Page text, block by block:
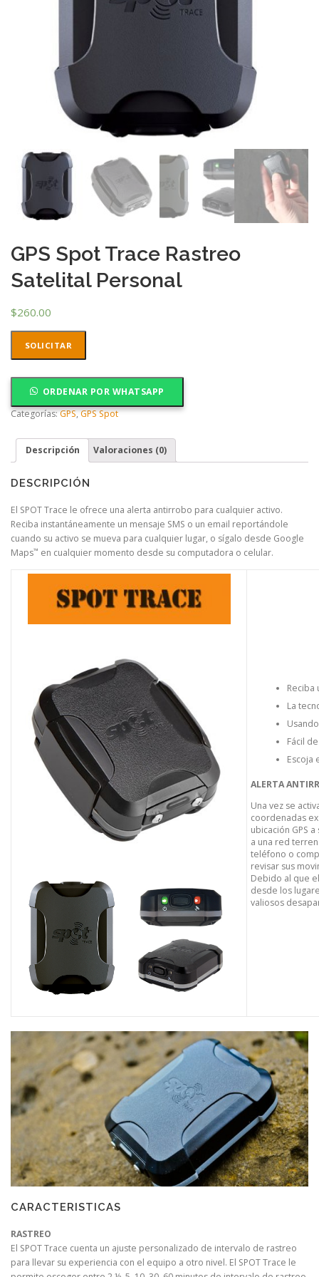
GPS Spot Trace Rastreo
Satelital Personal
$260.00
SOLICITAR
ORDENAR POR WHATSAPP
Categorías:GPS,GPS Spot
Descripción Valoraciones (0)
DESCRIPCIÓN
El SPOT Trace le ofrece una alerta antirrobo para cualquier activo.
Reciba instantáneamente un mensaje SMS o un email reportándole
cuando su activo se mueva para cualquier lugar, o sígalo desde Google
Maps™ en cualquier momento desde su computadora o celular.
Reciba
La
Fácil
Escoja
ALERTA
Una vez se
coordenadas
ubicación GPS
a una red
teléfono o
revisar sus
Debido al que
desde los
valiosos
CARACTERISTICAS
RASTREO
El SPOT Trace cuenta un ajuste personalizado de intervalo de rastreo
para llevar su experiencia con el equipo a otro nivel. El SPOT Trace le